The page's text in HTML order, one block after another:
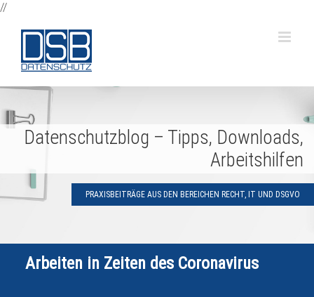
//Zum
springen
Datenschutzblog – Tipps, Downloads,
Arbeitshilfen
PRAXISBEITRÄGE AUS DEN BEREICHEN RECHT, IT UND DSGVO
Arbeiten in Zeiten des Coronavirus